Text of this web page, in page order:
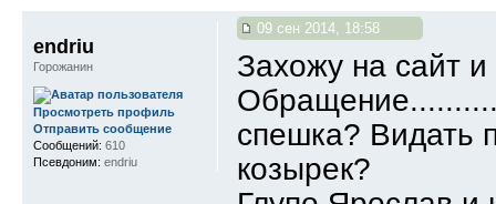
09 сен 2014, 18:58
Захожу на сайт
спешка? Видать
козырек?
endriu
Горожанин
Просмотреть профиль
Отправить сообщение
Сообщений: 610
Псевдоним: endriu